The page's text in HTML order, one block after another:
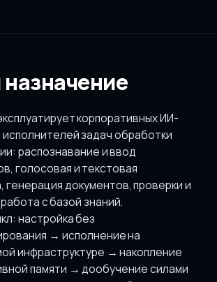
назначение
корпоративных ИИ-
задач обработки
распознавание и ввод
голосовая и текстовая
генерация документов, проверки и
с базой знаний.
настройка без
→ исполнение на
инфраструктуре → накопление
памяти → дообучение силами